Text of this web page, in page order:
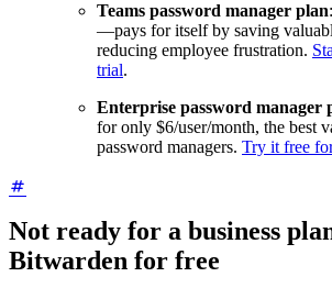
Teams password manager plan
—pays for itself by saving
reducing employee frustration.
trial.
Enterprise password manager
for only $6/user/month, the best
password managers. Try it free
Not ready for a business
Bitwarden for free